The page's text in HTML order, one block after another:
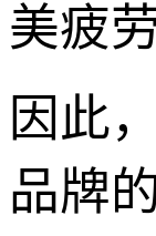
美疲劳
因此
品牌